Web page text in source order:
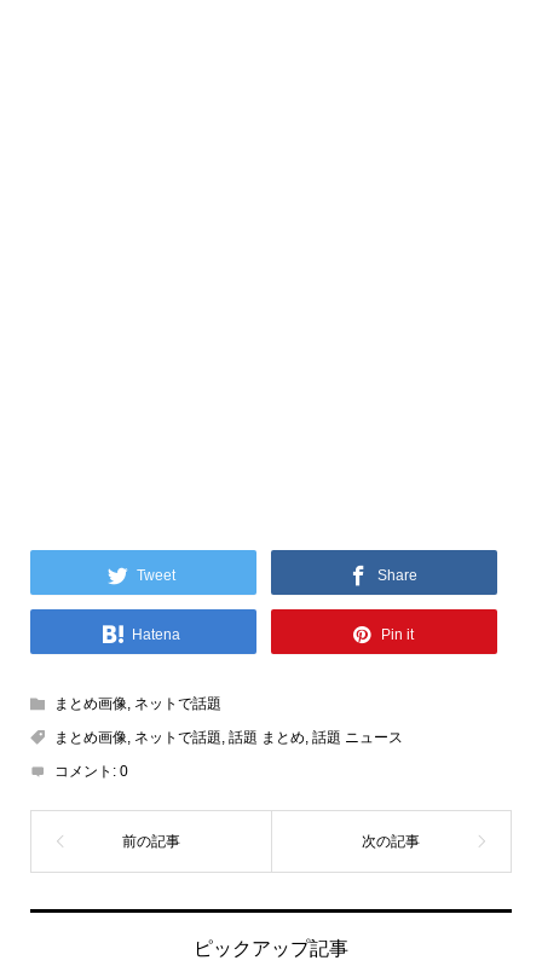
Tweet Share
Hatena Pin it
まとめ画像 ネットで話題
まとめ画像 ネットで話題 話題 まとめ 話題 ニュース
コメント: 0
ピックアップ記事